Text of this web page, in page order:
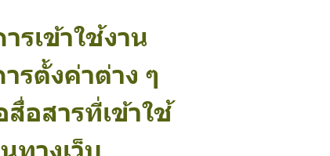
รเข้าใช้งาน
รตั้งค่าต่าง ๆ
อสารที่เข้าใช้
ทางเว็บ